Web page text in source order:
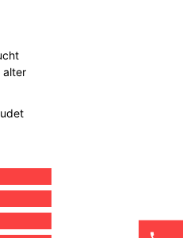
alter